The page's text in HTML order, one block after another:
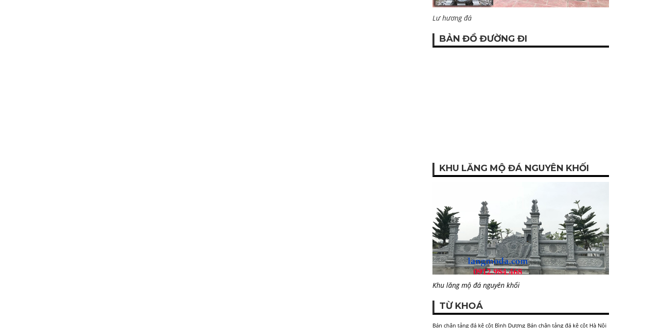
Lư hương đá
BẢN ĐỒ ĐƯỜNG ĐI
KHU LĂNG MỘ ĐÁ NGUYÊN KHỐI
Khu lăng mộ đá nguyên khối
TỪ KHOÁ
Bán chân tảng đá kê cột Bình Dương Bán chân tảng đá kê cột Hà Nội